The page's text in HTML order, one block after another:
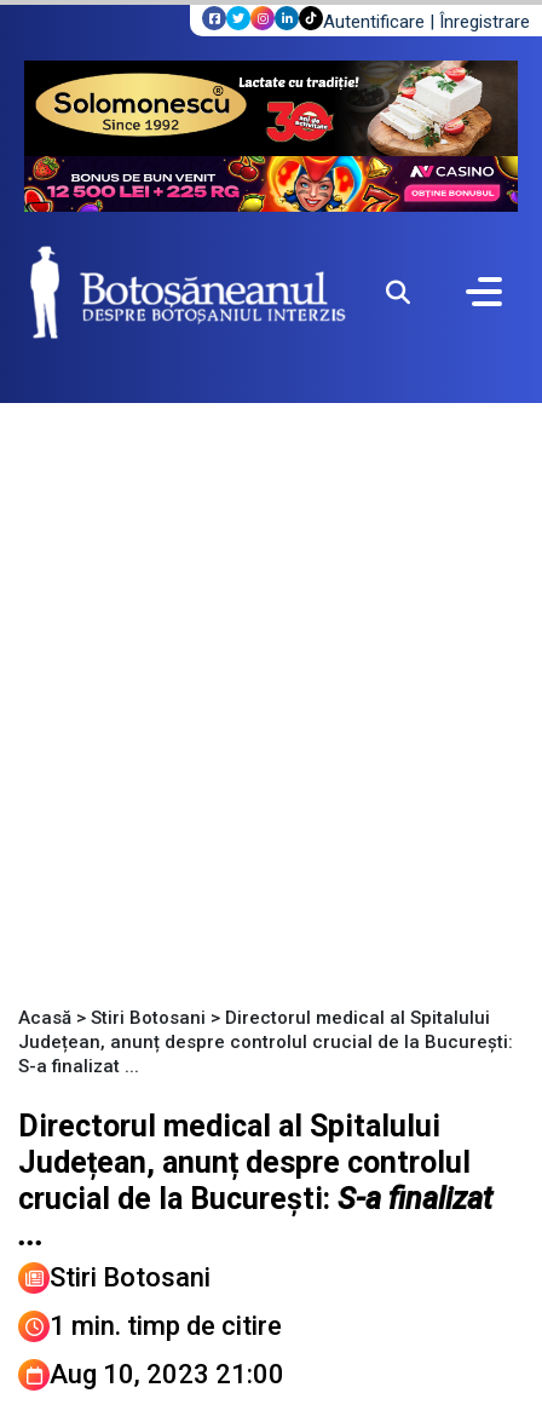
Autentificare | Înregistrare
Acasă > Stiri Botosani > Directorul medical al Spitalului
Județean, anunț despre controlul crucial de la București:
S-a finalizat ...
Directorul medical al Spitalului
Județean, anunț despre controlul
crucial de la București: S-a finalizat
...
Stiri Botosani
1 min. timp de citire
Aug 10, 2023 21:00